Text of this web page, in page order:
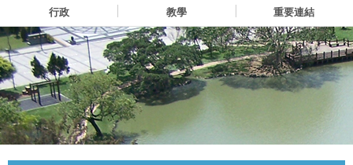
行政 教學 重要連結